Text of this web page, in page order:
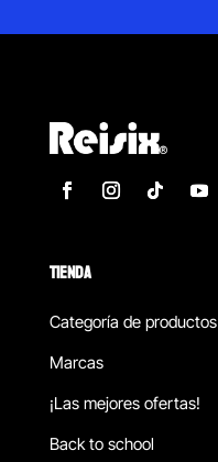
TIENDA
Categoría de productos
Marcas
¡Las mejores ofertas!
Back to school